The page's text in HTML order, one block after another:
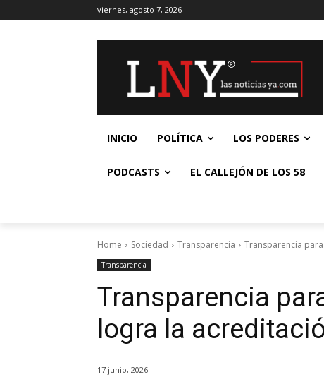
viernes, agosto 7, 2026
INICIO POLÍTICA LOS PODERES
PODCASTS EL CALLEJÓN DE LOS 58
Home Sociedad Transparencia Transparencia
Transparencia
Transparencia
logra la
17 junio, 2026